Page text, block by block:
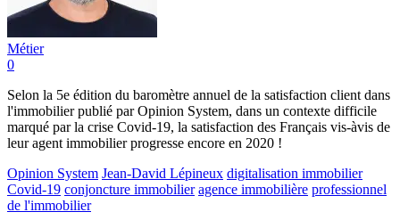
Métier
0
Selon la 5e édition du baromètre annuel de la satisfaction client dans
l'immobilier publié par Opinion System, dans un contexte difficile
marqué par la crise Covid-19, la satisfaction des Français vis-àvis de
leur agent immobilier progresse encore en 2020 !
Opinion System Jean-David Lépineux digitalisation immobilier
Covid-19 conjoncture immobilier agence immobilière professionnel
de l'immobilier